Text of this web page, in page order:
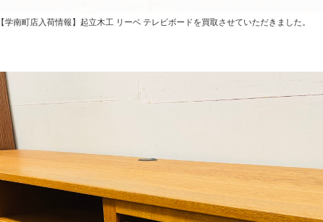
【学南町店入荷情報】起立木工 リーベ テレビボードを買取させていただきました。